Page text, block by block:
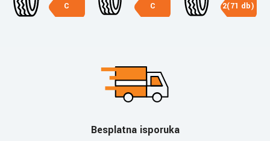
C C 2(71 db)
Besplatna isporuka